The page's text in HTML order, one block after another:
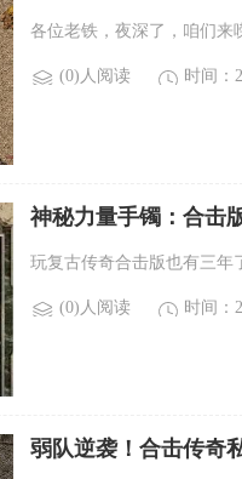
各位老铁，夜深了，咱们来
(0)人阅读 时间：
神秘力量手镯：合击
玩复古传奇合击版也有三年
(0)人阅读 时间：
弱队逆袭！合击传奇